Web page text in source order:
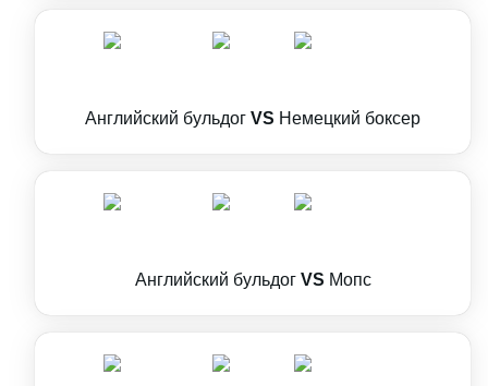
Английский бульдог VS Немецкий боксер
Английский бульдог VS Мопс